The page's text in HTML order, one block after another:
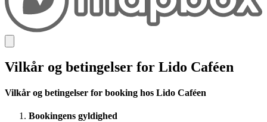
Vilkår og betingelser for Lido Caféen
Vilkår og betingelser for booking hos Lido Caféen
Bookingens gyldighed